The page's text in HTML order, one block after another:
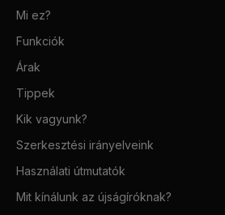
Mi ez?
Funkciók
Árak
Tippek
Kik vagyunk?
Szerkesztési irányelveink
Használati útmutatók
Mit kínálunk az újságíróknak?